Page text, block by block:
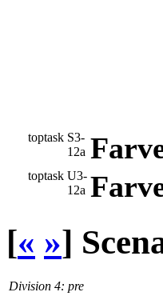
toptask S3-
12a
toptask U3-
12a
[« »]
Division 4: pre